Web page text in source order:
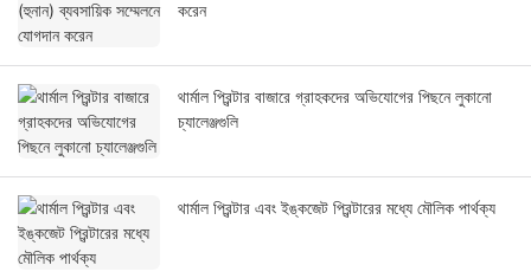
করেন
থার্মাল প্রিন্টার বাজারে গ্রাহকদের অভিযোগের পিছনে লুকানো
চ্যালেঞ্জগুলি
থার্মাল প্রিন্টার এবং ইঙ্কজেট প্রিন্টারের মধ্যে মৌলিক পার্থক্য